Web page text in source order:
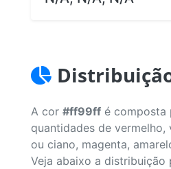
A cor #ff99ff é composta
quantidades de vermelho,
ou ciano, magenta,
Veja abaixo a distribuição